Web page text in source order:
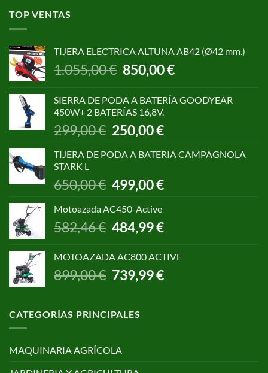
TOP VENTAS
TIJERA ELECTRICA ALTUNA AB42 (Ø42 mm.)
1.055,00€ El
precio
era:
1.055,00 €.
850,00€El
precio
es:
SIERRA DE PODA A BATERÍA GOODYEAR
450W+ 2 BATERÍAS 16,8V.
299,00€ El
precio
original
299,00 €.
250,00€El
precio
actual
250,00 €.
TIJERA DE PODA A BATERIA CAMPAGNOLA
STARK L
650,00€
El
precio
original
650,00 €.
499,00€El
precio
499,00 €.
Motoazada AC450-Active
582,46€
El
precio
era:
582,46 €.
484,99€El
precio
es:
484,99 €.
MOTOAZADA AC800 ACTIVE
899,00€ El
precio
era:
899,00 €.
739,99€El
precio
CATEGORÍAS PRINCIPALES
MAQUINARIA AGRÍCOLA